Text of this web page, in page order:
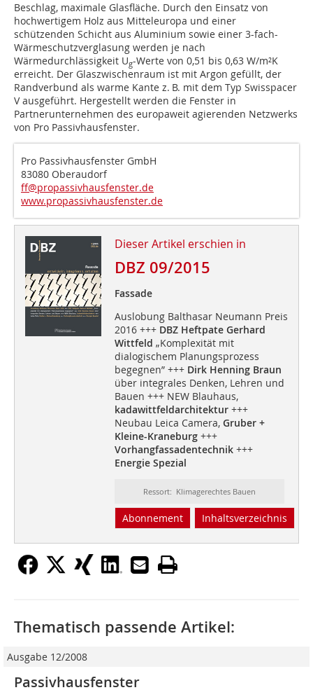
Beschlag, maximale Glasfläche. Durch den Einsatz von
hochwertigem Holz aus Mitteleuropa und einer
schützenden Schicht aus Aluminium sowie einer 3-fach-
Wärmeschutzver­glasung werden je nach
Wärmedurchlässigkeit Ug-Werte von 0,51 bis 0,63 W/m²K
erreicht. Der Glaszwischenraum ist mit Argon gefüllt, der
Randverbund als warme Kante z. B. mit dem Typ Swisspacer
V ausgeführt. Hergestellt werden die Fenster in
Partnerunternehmen des europaweit agierenden Netzwerks
von Pro Passivhausfenster.
Pro Passivhausfenster GmbH
83080 Oberaudorf
ff@propassivhausfenster.de
www.propassivhausfenster.de
Dieser Artikel erschien in
DBZ 09/2015
Fassade
Auslobung Balthasar Neumann Preis
2016 +++ DBZ Heftpate Gerhard
Wittfeld „Komplexität mit
dialogischem Planungsprozess
begegnen” +++ Dirk Henning Braun
über integrales Denken, Lehren und
Bauen +++ NEW Blauhaus,
kadawittfeldarchitektur+++
Neubau Leica Camera, Gruber +
Kleine-Kraneburg +++
Vorhangfassadentechnik+++
Energie Spezial
Ressort: Klimagerechtes Bauen
Abonnement Inhaltsverzeichnis
Thematisch passende Artikel:
Ausgabe 12/2008
Passivhausfenster